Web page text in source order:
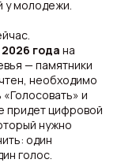
у молодежи.
года на
— памятники
необходимо
и
придет цифровой
нужно
один
голос.